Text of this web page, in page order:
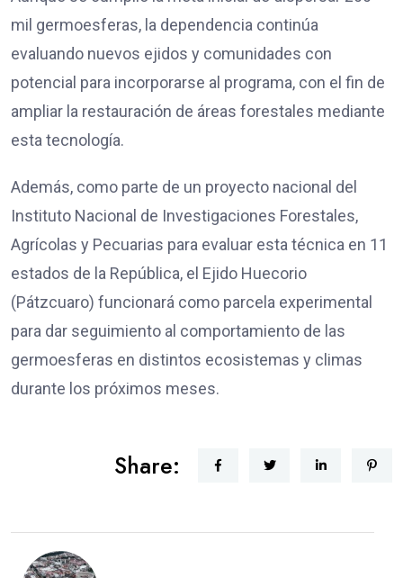
mil germoesferas, la dependencia continúa
evaluando nuevos ejidos y comunidades con
potencial para incorporarse al programa, con el fin de
ampliar la restauración de áreas forestales mediante
esta tecnología.
Además, como parte de un proyecto nacional del
Instituto Nacional de Investigaciones Forestales,
Agrícolas y Pecuarias para evaluar esta técnica en 11
estados de la República, el Ejido Huecorio
(Pátzcuaro) funcionará como parcela experimental
para dar seguimiento al comportamiento de las
germoesferas en distintos ecosistemas y climas
durante los próximos meses.
Share: